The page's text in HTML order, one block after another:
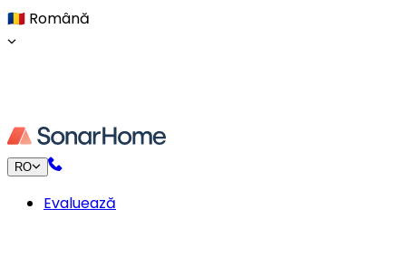
🇷🇴 Română
RO
Evaluează